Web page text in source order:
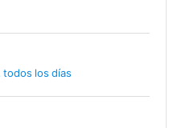
todos los días